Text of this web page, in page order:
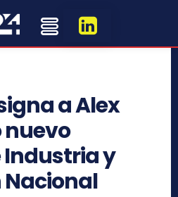
a Alex
nuevo
y
Nacional